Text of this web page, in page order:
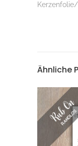
Ähnliche